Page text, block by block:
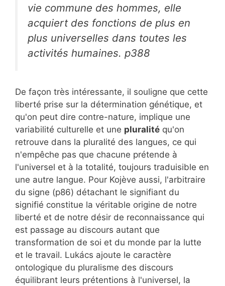
vie commune des hommes, elle
acquiert des fonctions de plus en
plus universelles dans toutes les
activités humaines. p388
De façon très intéressante, il souligne que cette
liberté prise sur la détermination génétique, et
qu'on peut dire contre-nature, implique une
variabilité culturelle et une pluralité qu'on
retrouve dans la pluralité des langues, ce qui
n'empêche pas que chacune prétende à
l'universel et à la totalité, toujours traduisible en
une autre langue. Pour Kojève aussi, l'arbitraire
du signe (p86) détachant le signifiant du
signifié constitue la véritable origine de notre
liberté et de notre désir de reconnaissance qui
est passage au discours autant que
transformation de soi et du monde par la lutte
et le travail. Lukács ajoute le caractère
ontologique du pluralisme des discours
équilibrant leurs prétentions à l'universel, la